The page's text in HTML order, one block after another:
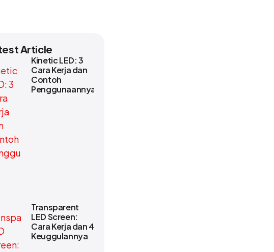
Article
Kinetic LED: 3
Cara Kerja dan
Contoh
Penggunaannya
Transparent
LED Screen:
Cara Kerja dan 4
Keuggulannya